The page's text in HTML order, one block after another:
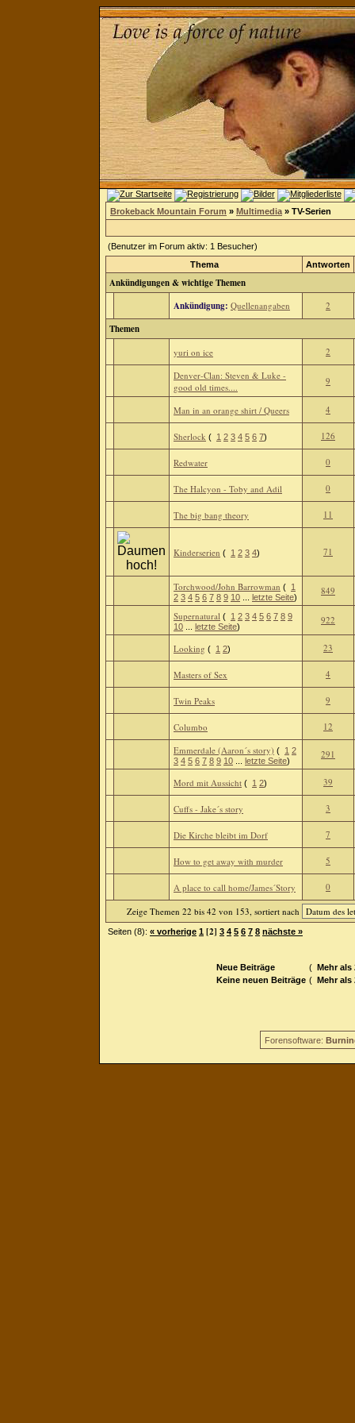
Brokeback Mountain Forum » Multimedia » TV-Serien
(Benutzer im Forum aktiv: 1 Besucher)
Thema
Antworten
Ankündigungen & wichtige Themen
Ankündigung: Quellenangaben 2
Themen
yuri on ice
2
Denver-Clan: Steven & Luke -
good old times....
9
Man in an orange shirt / Queers 4
Sherlock ( 1 2 3 4 5 6 7) 126
Redwater 0
The Halcyon - Toby and Adil 0
The big bang theory 11
Kinderserien ( 1 2 3 4) 71
Torchwood/John Barrowman ( 1
2 3 4 5 6 7 8 9 10 letzte Seite)
849
Supernatural ( 1 2 3 4 5 6 7 8 9
10
letzte Seite)
922
Looking ( 1 2) 23
Masters of Sex 4
Twin Peaks 9
Columbo
12
Emmerdale (Aaron´s story) ( 1 2
3 4 5 6 7 8 9 10 letzte Seite)
291
Mord mit Aussicht ( 1 2) 39
Cuffs - Jake´s story 3
Die Kirche bleibt im Dorf 7
How to get away with murder 5
A place to call home/James´Story 0
Zeige Themen 22 bis 42 von 153, sortiert nach
Seiten (8): « vorherige 1 [2] 3 4 5 6 7 8 nächste »
Neue Beiträge ( Mehr als
Keine neuen Beiträge ( Mehr als
Forensoftware: